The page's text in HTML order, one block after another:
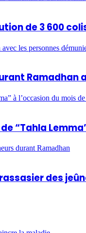
de 3 600
les personnes
Ramadhan
à l’occasion du mois
“Tahla
durant Ramadhan
des